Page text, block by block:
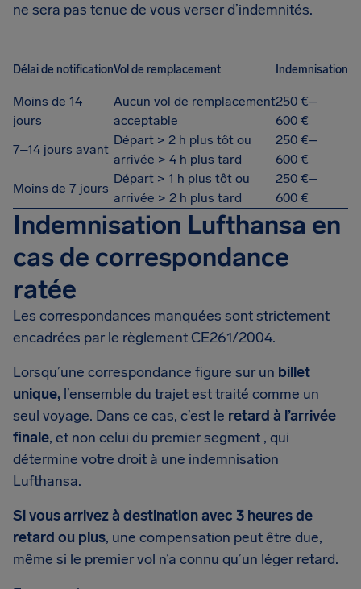
ne sera pas tenue de vous verser d’indemnités.
Délai de notificationVol de remplacement Indemnisation
Moins de 14
jours
Aucun vol de remplacement
acceptable
250 €–
600 €
7–14 jours avant
Départ > 2 h plus tôt ou
arrivée > 4 h plus tard
250 €–
600 €
Moins de 7 jours
Départ > 1 h plus tôt ou
arrivée > 2 h plus tard
250 €–
600 €
Indemnisation Lufthansa en
cas de correspondance
ratée
Les correspondances manquées sont strictement
encadrées par le règlement CE261/2004.
Lorsqu’une correspondance figure sur un billet
unique, l’ensemble du trajet est traité comme un
seul voyage. Dans ce cas, c’est le retard à l’arrivée
finale, et non celui du premier segment , qui
détermine votre droit à une indemnisation
Lufthansa.
Si vous arrivez à destination avec 3 heures de
retard ou plus, une compensation peut être due,
même si le premier vol n’a connu qu’un léger retard.